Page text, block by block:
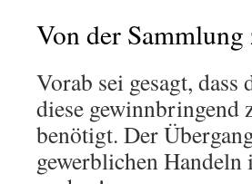
Von der
Vorab sei gesagt,
diese gewinnbringend
benötigt. Der
gewerblichen